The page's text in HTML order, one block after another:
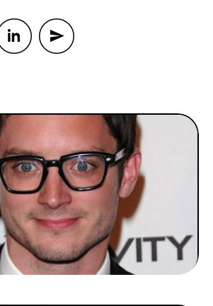
JEUX-VIDÉO
PEOPLE
FOOD
BONS PLANS
SOUTENEZ KULTT